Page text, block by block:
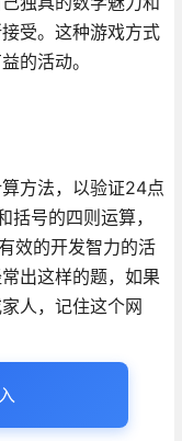
受。这种游戏方式
的活动。
方法，以验证24点
号的四则运算，
效的开发智力的活
出这样的题，如果
人，记住这个网